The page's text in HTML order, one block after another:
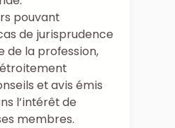
pouvant
de jurisprudence
de la profession,
étroitement
et avis émis
l’intérêt de
membres.